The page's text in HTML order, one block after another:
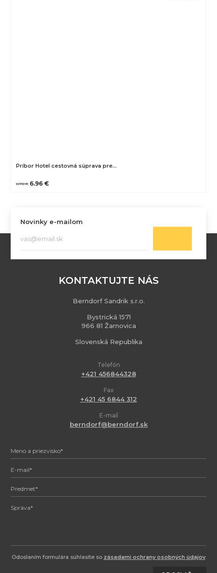
Príbor Hotel cestovná súprava pre…
8.70 € 6.96 €
Novinky e-mailom
KONTAKTUJTE NÁS
Berndorf Sandrik s.r.o.
Bystrická 1571
966 81 Žarnovica
Slovenská Republika
Telefón
+421 456844328
Fax
+421 45 6844 312
E-mail
berndorf@berndorf.sk
Odoslaním formulára súhlasíte so zásadami ochrany osobných údajov.